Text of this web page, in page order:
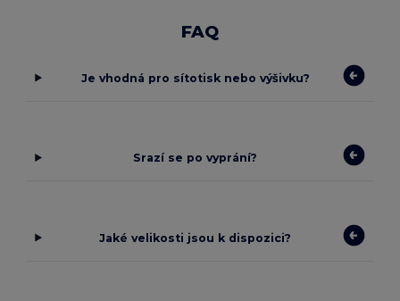
FAQ
Je vhodná pro sítotisk nebo výšivku?
Srazí se po vyprání?
Jaké velikosti jsou k dispozici?